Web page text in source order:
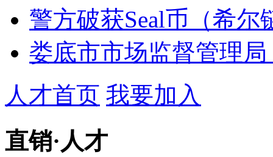
警方破获Seal币（希
娄底市市场监督管理
人才首页 我要加入
直销· 人才